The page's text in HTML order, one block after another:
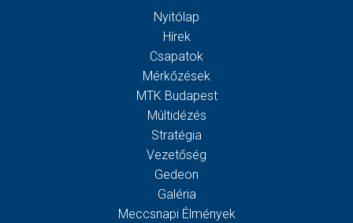
Nyitólap
Hírek
Csapatok
Mérkőzések
MTK Budapest
Múltidézés
Stratégia
Vezetőség
Gedeon
Galéria
Meccsnapi Élmények